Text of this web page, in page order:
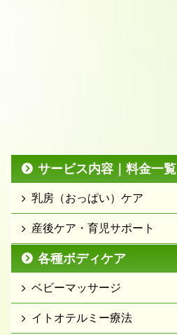
サービス内容｜料金一覧
乳房（おっぱい）ケア
産後ケア・育児サポート
各種ボディケア
ベビーマッサージ
イトオテルミー療法